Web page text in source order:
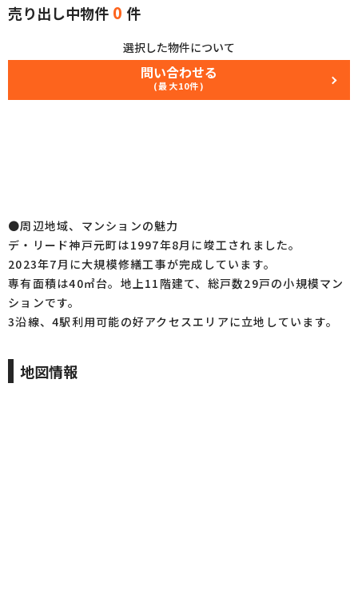
売り出し中物件 0 件
選択した物件について
問い合わせる
(最大10件)
●周辺地域、マンションの魅力
デ・リード神戸元町は1997年8月に竣工されました。
2023年7月に大規模修繕工事が完成しています。
専有面積は40㎡台。地上11階建て、総戸数29戸の小規模マン
ションです。
3沿線、4駅利用可能の好アクセスエリアに立地しています。
地図情報